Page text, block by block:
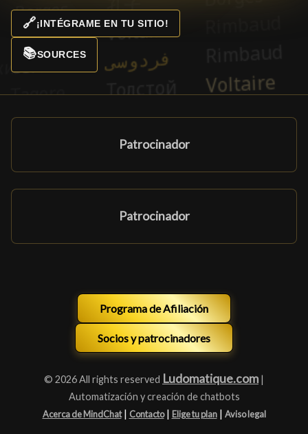
🔗¡INTÉGRAME EN TU SITIO!
📚SOURCES
Patrocinador
Patrocinador
Programa de Afiliación
Socios y patrocinadores
© 2026 All rights reserved Ludomatique.com |
Automatización y creación de chatbots
Acerca de MindChat | Contacto | Elige tu plan | Aviso legal